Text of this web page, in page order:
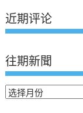
近期评论
往期新聞
往